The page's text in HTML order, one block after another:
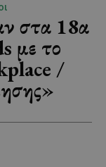
στα 18α
με το
/